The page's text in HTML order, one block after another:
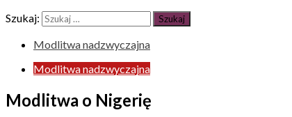
Szukaj:
Modlitwa nadzwyczajna
Modlitwa nadzwyczajna
Modlitwa o Nigerię